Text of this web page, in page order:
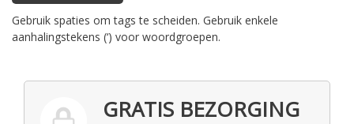
Gebruik spaties om tags te scheiden. Gebruik enkele
aanhalingstekens (‘) voor woordgroepen.
GRATIS BEZORGING